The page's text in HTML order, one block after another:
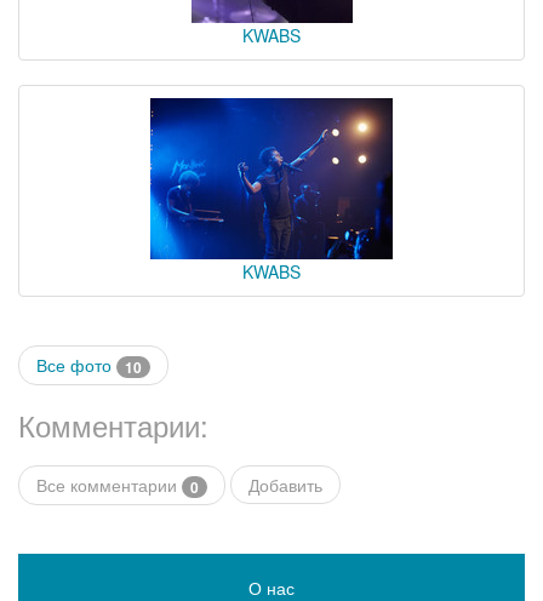
KWABS
KWABS
Все фото 10
Комментарии:
Все комментарии 0 Добавить
О нас